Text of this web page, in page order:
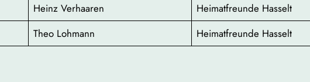
Heinz Verhaaren
Heimatfreunde Hasselt
Theo Lohmann Heimatfreunde Hasselt